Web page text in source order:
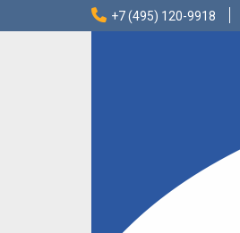
+7 (495) 120-9918